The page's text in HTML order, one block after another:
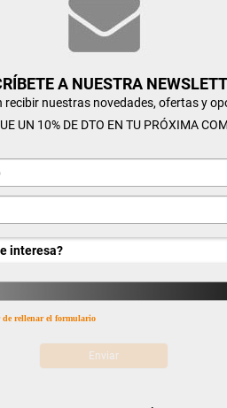
A NUESTRA
recibir nuestras novedades, ofertas y
UN 10% DE DTO EN TU PRÓXIMA
de rellenar el formulario